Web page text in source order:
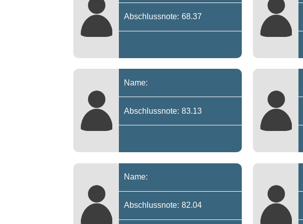
Abschlussnote: 68.37
Name:
Abschlussnote: 83.13
Name:
Abschlussnote: 82.04